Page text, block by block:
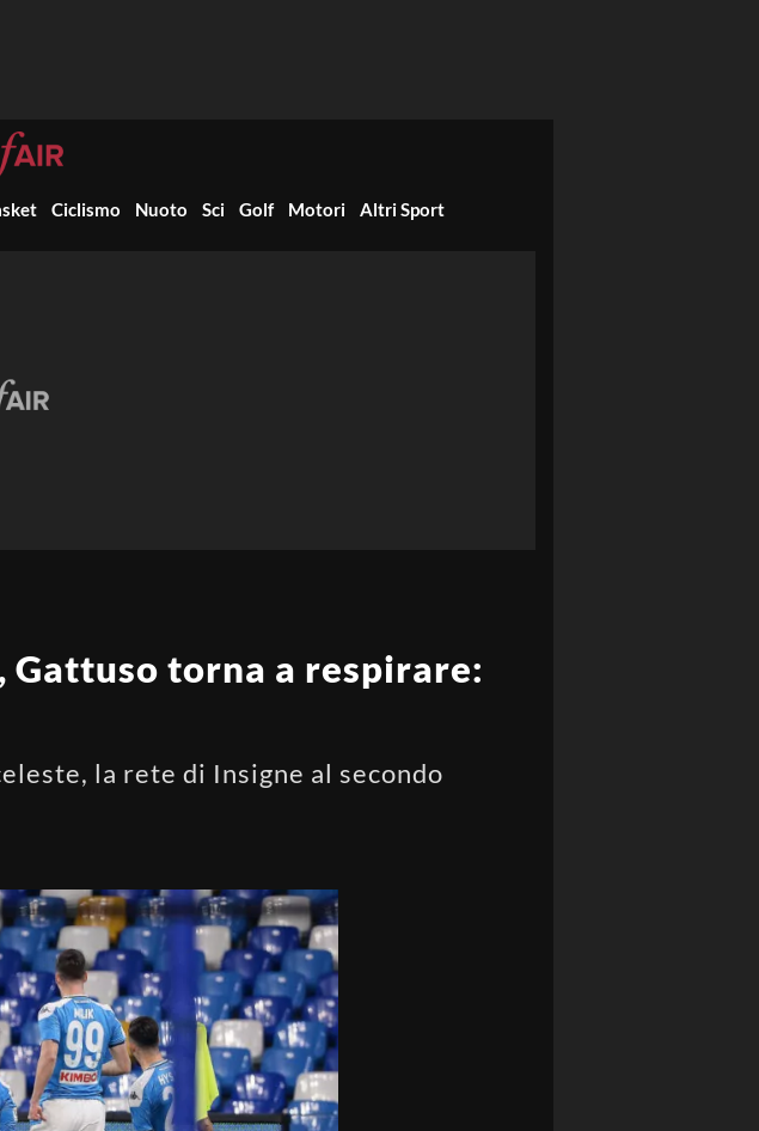
Ciclismo Nuoto Sci Golf Motori Altri Sport
Gattuso torna a respirare:
la rete di Insigne al secondo